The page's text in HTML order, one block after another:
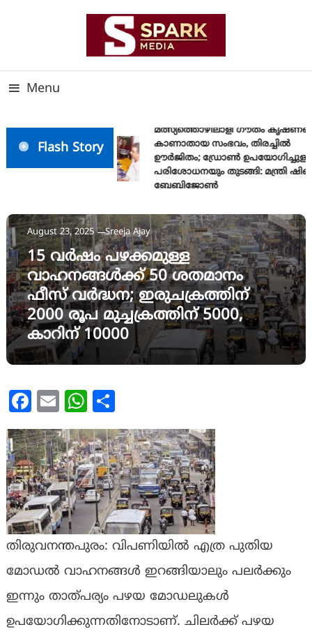
Menu
Flash Story
മത്സ്യത്തൊഴിലാളി ഗൗതം കൃഷ്ണയെ
കാണാതായ സംഭവം, തിരച്ചിൽ
ഊർജിതം; ഡ്രോണ്‍ ഉപയോഗിച്ചുള്ള
പരിശോധനയും തുടങ്ങി: മന്ത്രി ഷിബു
ബേബിജോണ്‍
August 23, 2025 Sreeja Ajay
15 വര്‍ഷം പഴക്കമുള്ള
വാഹനങ്ങൾക്ക് 50 ശതമാനം
ഫീസ് വര്‍ദ്ധന; ഇരുചക്രത്തിന്
2000 രൂപ മുച്ചക്രത്തിന് 5000,
കാറിന് 10000
Facebook
Email WhatsApp
തിരുവനന്തപുരം: വിപണിയില്‍ എത്ര പുതിയ
മോഡല്‍ വാഹനങ്ങള്‍ ഇറങ്ങിയാലും പലര്‍ക്കും
ഇന്നും താത്പര്യം പഴയ മോഡലുകള്‍
ഉപയോഗിക്കുന്നതിനോടാണ്. ചിലര്‍ക്ക് പഴയ